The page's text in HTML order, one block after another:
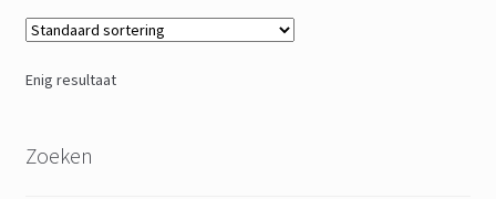
Enig resultaat
Zoeken